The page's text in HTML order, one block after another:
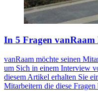
In 5 Fragen
vanRaam möchte seinen
um Sich in einem Interview
diesem Artikel erhalten Sie
Mitarbeitern die diese Fragen